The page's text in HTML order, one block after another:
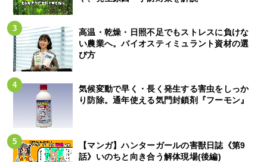
高温・乾燥・日照不足でもストレスに負けな
い農業へ。バイオスティミュラント資材の選
び方
気候変動で早く・長く発生する害虫をしっか
り防除。通年使える気門封鎖剤『フーモン』
【マンガ】ハンターガールの害獣日誌《第9
話》いのちと向き合う解体現場(後編)